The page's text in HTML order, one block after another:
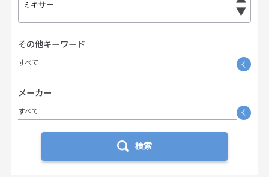
その他キーワード
すべて く
メーカー
すべて く
検索